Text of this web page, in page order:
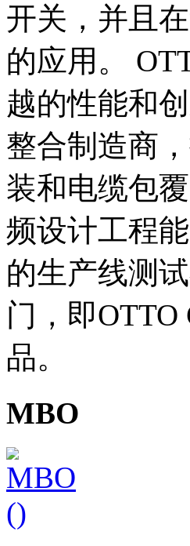
开关，并且
的应用。
越的性能和
整合制造商
装和电缆包
频设计工程
的生产线测
门，即OTTO
品。
MBO